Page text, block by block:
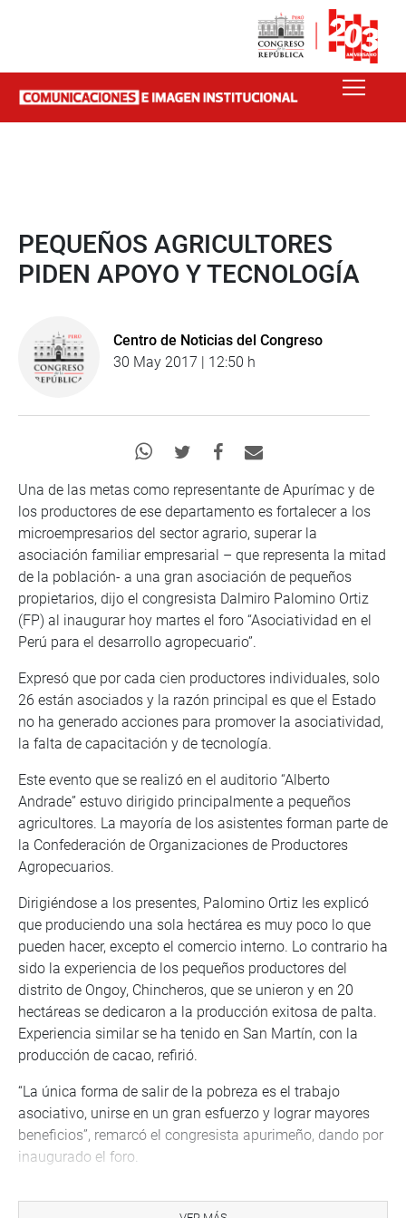
PEQUEÑOS AGRICULTORES
PIDEN APOYO Y TECNOLOGÍA
Centro de Noticias del Congreso
30 May 2017 | 12:50 h
Una de las metas como representante de Apurímac y de
los productores de ese departamento es fortalecer a los
microempresarios del sector agrario, superar la
asociación familiar empresarial – que representa la mitad
de la población- a una gran asociación de pequeños
propietarios, dijo el congresista Dalmiro Palomino Ortiz
(FP) al inaugurar hoy martes el foro “Asociatividad en el
Perú para el desarrollo agropecuario”.
Expresó que por cada cien productores individuales, solo
26 están asociados y la razón principal es que el Estado
no ha generado acciones para promover la asociatividad,
la falta de capacitación y de tecnología.
Este evento que se realizó en el auditorio “Alberto
Andrade” estuvo dirigido principalmente a pequeños
agricultores. La mayoría de los asistentes forman parte de
la Confederación de Organizaciones de Productores
Agropecuarios.
Dirigiéndose a los presentes, Palomino Ortiz les explicó
que produciendo una sola hectárea es muy poco lo que
pueden hacer, excepto el comercio interno. Lo contrario ha
sido la experiencia de los pequeños productores del
distrito de Ongoy, Chincheros, que se unieron y en 20
hectáreas se dedicaron a la producción exitosa de palta.
Experiencia similar se ha tenido en San Martín, con la
producción de cacao, refirió.
“La única forma de salir de la pobreza es el trabajo
asociativo, unirse en un gran esfuerzo y lograr mayores
beneficios”, remarcó el congresista apurimeño, dando por
inaugurado el foro.